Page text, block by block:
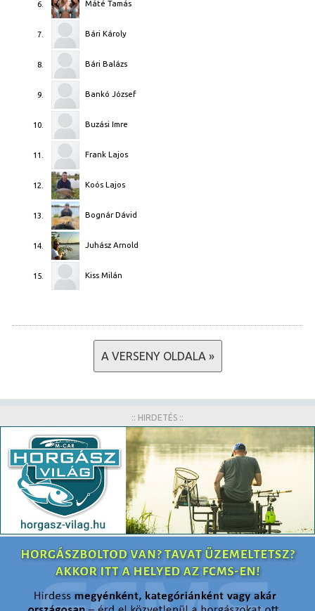
6. Máté Tamás
7. Bári Károly
8. Bári Balázs
9. Bankó József
10. Buzási Imre
11. Frank Lajos
12. Koós Lajos
13. Bognár Dávid
14. Juhász Arnold
15. Kiss Milán
A VERSENY OLDALA »
:: HIRDETÉS ::